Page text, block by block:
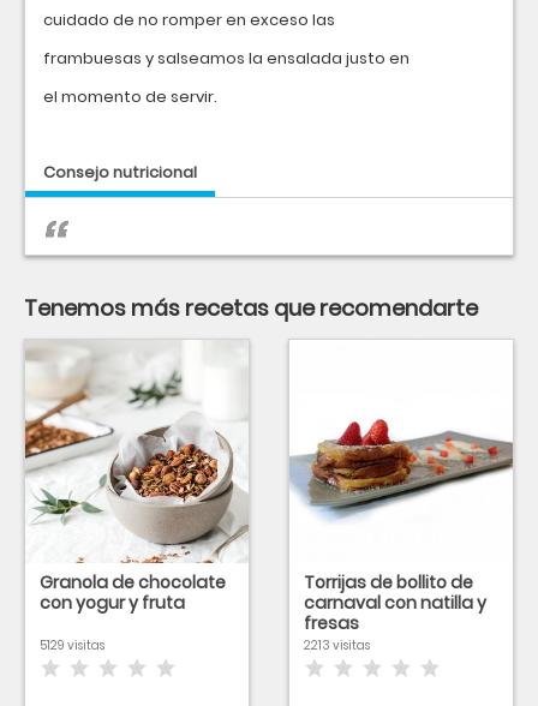
cuidado de no romper en exceso las
frambuesas y salseamos la ensalada justo en
el momento de servir.
Consejo nutricional
Tenemos más recetas que recomendarte
Granola de chocolate
con yogur y fruta
5129 visitas
Torrijas de bollito de
carnaval con natilla y
fresas
2213 visitas